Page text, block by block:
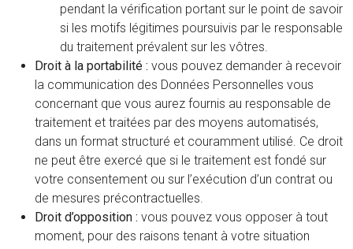
pendant la vérification portant sur le point de savoir
si les motifs légitimes poursuivis par le responsable
du traitement prévalent sur les vôtres.
Droit à la portabilité : vous pouvez demander à recevoir
la communication des Données Personnelles vous
concernant que vous aurez fournis au responsable de
traitement et traitées par des moyens automatisés,
dans un format structuré et couramment utilisé. Ce droit
ne peut être exercé que si le traitement est fondé sur
votre consentement ou sur l’exécution d’un contrat ou
de mesures précontractuelles.
Droit d’opposition : vous pouvez vous opposer à tout
moment, pour des raisons tenant à votre situation